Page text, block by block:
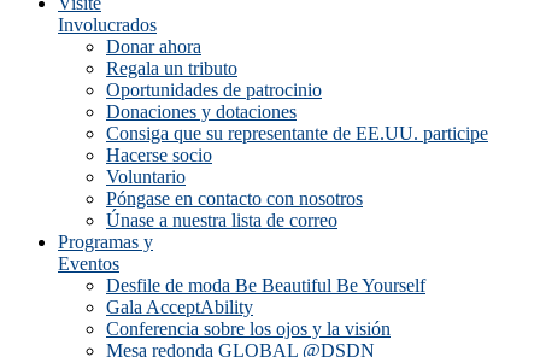
Involucrados
Donar ahora
Regala un tributo
Oportunidades de patrocinio
Donaciones y dotaciones
Consiga que su representante de EE.UU. participe
Hacerse socio
Voluntario
Póngase en contacto con nosotros
Únase a nuestra lista de correo
Programas y
Eventos
Desfile de moda Be Beautiful Be Yourself
Gala AcceptAbility
Conferencia sobre los ojos y la visión
Mesa redonda GLOBAL @DSDN